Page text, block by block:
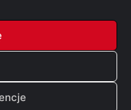
| FSGK.PL